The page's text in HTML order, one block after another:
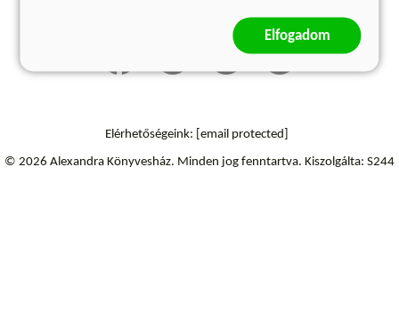
Elérhetőségeink: [email protected]
© 2026 Alexandra Könyvesház. Minden jog fenntartva. Kiszolgálta: S244
Elfogadom